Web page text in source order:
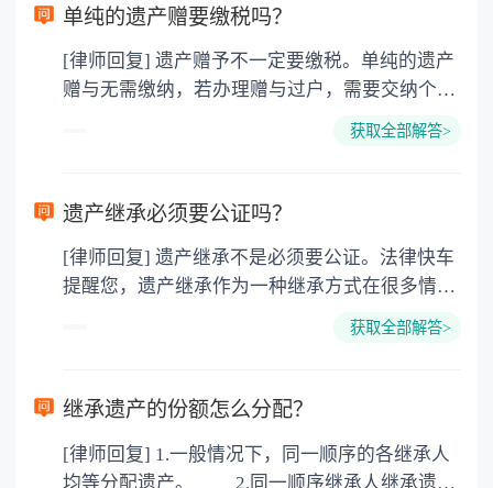
单纯的遗产赠要缴税吗？
[律师回复] 遗产赠予不一定要缴税。单纯的遗产
赠与无需缴纳，若办理赠与过户，需要交纳个人
所得税、契税和公证费。赠与过户是没有增值税
要缴纳公证费，具体如下： 1. 公证费：按房
3. 印花税：按房屋评估价的0.05%缴纳 4. 土
地增值税：按房价1%缴纳 5. 房屋产权登记费：
获取全部解答>
遗产继承必须要公证吗？
[律师回复] 遗产继承不是必须要公证。法律快车
提醒您，遗产继承作为一种继承方式在很多情况
下都是不需要公证的，当然，如果需要公正的也
以防对财产继承发生纠纷，可以对遗产继承进行
公证。
获取全部解答>
继承遗产的份额怎么分配？
[律师回复] 1.一般情况下，同一顺序的各继承人
均等分配遗产。 2.同一顺序继承人继承遗产